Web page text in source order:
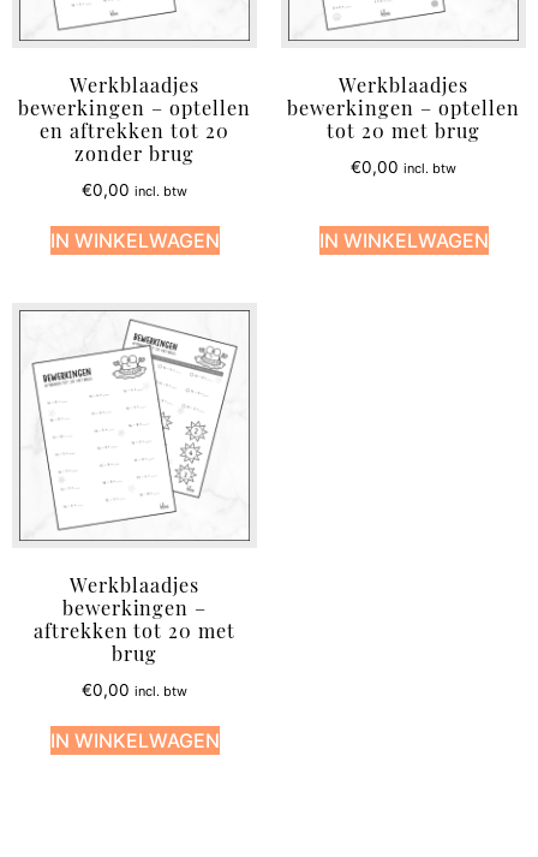
Werkblaadjes
bewerkingen – optellen
en aftrekken tot 20
zonder brug
€0,00 incl. btw
IN WINKELWAGEN
Werkblaadjes
bewerkingen – optellen
tot 20 met brug
€0,00 incl. btw
IN WINKELWAGEN
Werkblaadjes
bewerkingen –
aftrekken tot 20 met
brug
€0,00 incl. btw
IN WINKELWAGEN